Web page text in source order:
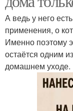
А ведь у него
применения, о
Именно поэтому
остаётся одним
домашнем уходе.